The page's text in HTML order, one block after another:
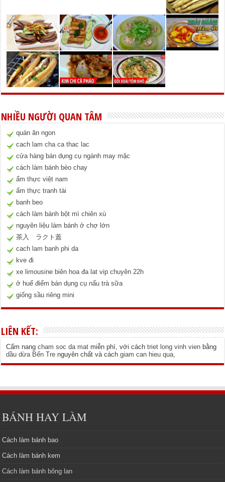
NHIỀU NGƯỜI QUAN TÂM
quán ăn ngon
cach lam cha ca thac lac
cửa hàng bán dụng cụ ngành may mặc
cách làm bánh bèo chay
ẩm thực việt nam
ẩm thực tranh tài
banh beo
cách làm bánh bột mì chiên xù
nguyên liệu làm bánh ở chợ lớn
茶入 ラクト蓋
cach lam banh phi da
kve đi
xe limousine biên hoa đa lat vip chuyên 22h
ở huế điểm bán dụng cụ nấu trà sữa
giống sầu riêng mini
LIÊN KẾT:
Cẩm nangcham soc da mat miễn phí, với cáchtriet long vinh vien bằng
dầu dừa Bến Tre nguyên chất và cáchgiam can hieu qua
BÁNH HAY LÀM
Cách làm bánh bao
Cách làm bánh kem
Cách làm bánh bông lan